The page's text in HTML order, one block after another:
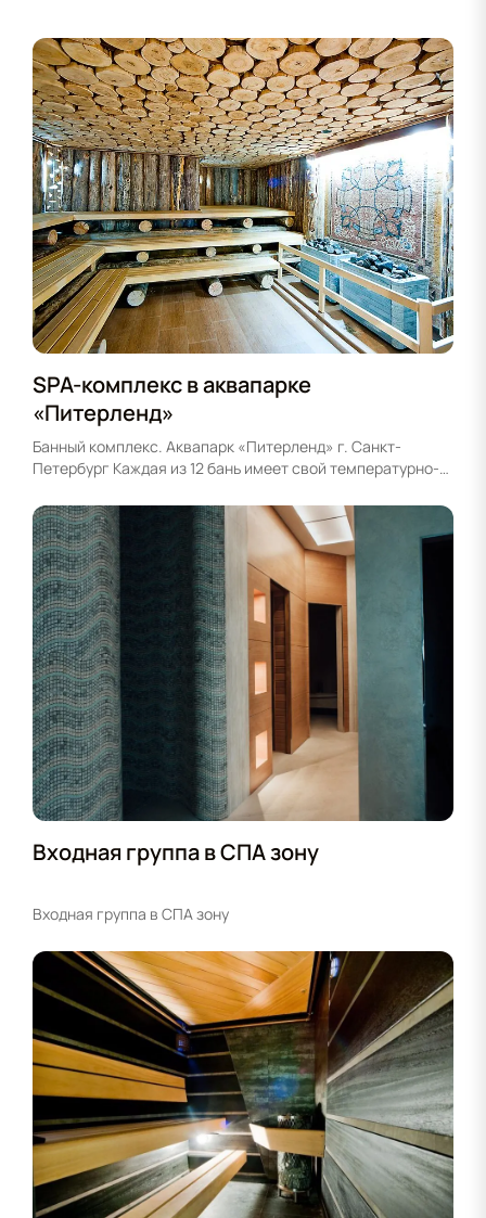
SPA-комплекс в аквапарке
«Питерленд»
Банный комплекс. Аквапарк «Питерленд» г. Санкт-
Петербург Каждая из 12 бань имеет свой температурно-
оборудование, установленное компанией Хитлайн.
Именно это оборудование позволяет обеспечивать
бесперебойную работу комплекса.
Входная группа в СПА зону
Входная группа в СПА зону